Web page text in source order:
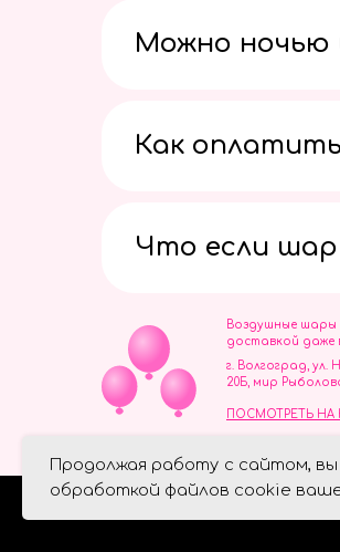
Продолжая работу с сайтом,
обработкой файлов cookie
Можно ночью
Как
Что если шар
Воздушные шары
доставкой даже
г. Волгоград,
20Б, мир
ПОСМОТРЕТЬ НА
ИНН 344110093739
Политика